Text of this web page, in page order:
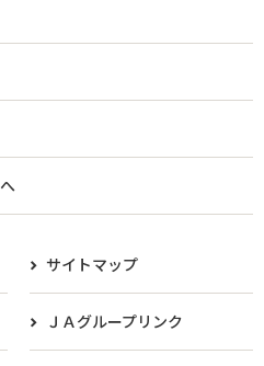
サイトマップ
ＪＡグループリンク